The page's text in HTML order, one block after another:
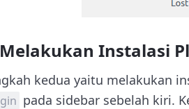
Instalasi
kedua yaitu melakukan
pada sidebar sebelah kiri.